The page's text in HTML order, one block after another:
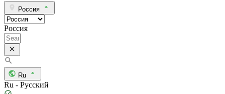
Россия
Россия
Ru
Ru - Русский